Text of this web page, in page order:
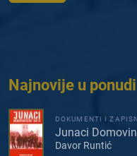
Najnovije u ponudi
DOKUMENTI I
Junaci
Davor Runtić